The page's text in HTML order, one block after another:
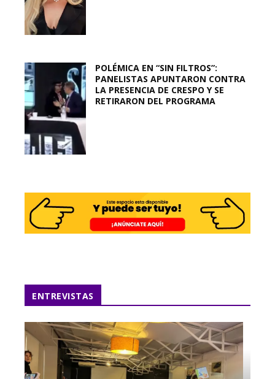
POLÉMICA EN “SIN FILTROS”:
PANELISTAS APUNTARON CONTRA
LA PRESENCIA DE CRESPO Y SE
RETIRARON DEL PROGRAMA
ENTREVISTAS